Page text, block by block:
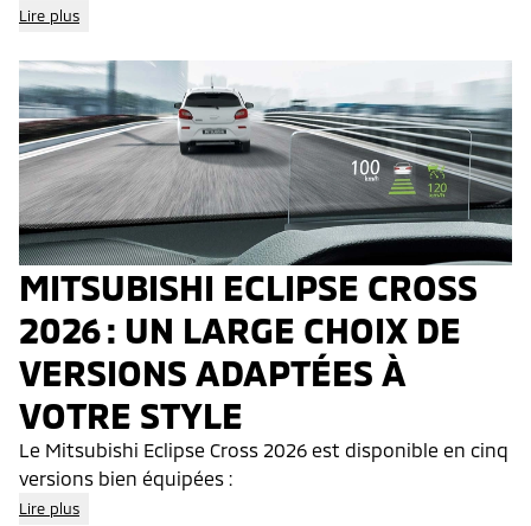
Lire plus
MITSUBISHI ECLIPSE CROSS
2026 : UN LARGE CHOIX DE
VERSIONS ADAPTÉES À
VOTRE STYLE
Le Mitsubishi Eclipse Cross 2026 est disponible en cinq
versions bien équipées :
Lire plus